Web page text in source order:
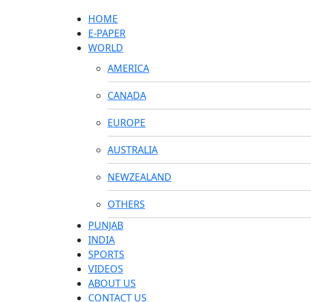
HOME
E-PAPER
WORLD
AMERICA
CANADA
EUROPE
AUSTRALIA
NEWZEALAND
OTHERS
PUNJAB
INDIA
SPORTS
VIDEOS
ABOUT US
CONTACT US